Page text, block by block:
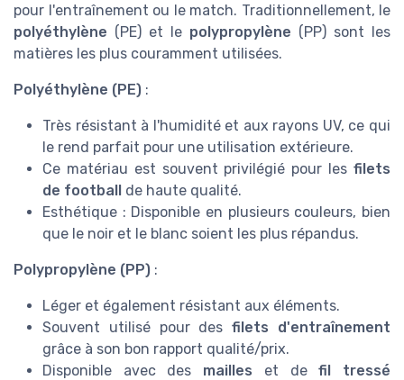
pour l'entraînement ou le match. Traditionnellement, le
polyéthylène (PE) et le polypropylène (PP) sont les
matières les plus couramment utilisées.
Polyéthylène (PE) :
Très résistant à l'humidité et aux rayons UV, ce qui
le rend parfait pour une utilisation extérieure.
Ce matériau est souvent privilégié pour les filets
de football de haute qualité.
Esthétique : Disponible en plusieurs couleurs, bien
que le noir et le blanc soient les plus répandus.
Polypropylène (PP) :
Léger et également résistant aux éléments.
Souvent utilisé pour desfilets d'entraînement
grâce à son bon rapport qualité/prix.
Disponible avec des mailles et defil tressé